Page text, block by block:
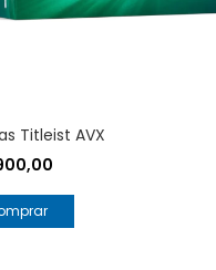
Titleist AVX